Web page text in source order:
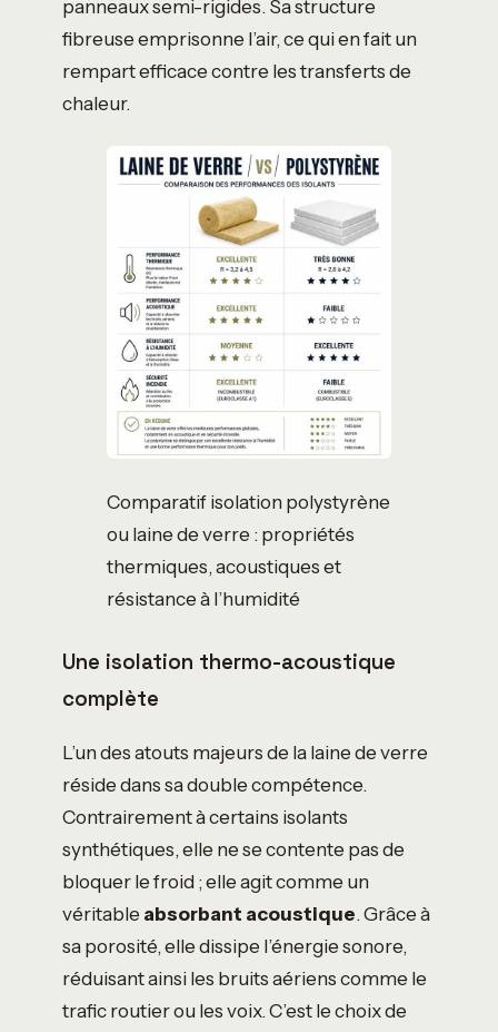
panneaux semi-rigides. Sa structure
fibreuse emprisonne l’air, ce qui en fait un
rempart efficace contre les transferts de
chaleur.
Comparatif isolation polystyrène
ou laine de verre : propriétés
thermiques, acoustiques et
résistance à l’humidité
Une isolation thermo-acoustique
complète
L’un des atouts majeurs de la laine de verre
réside dans sa double compétence.
Contrairement à certains isolants
synthétiques, elle ne se contente pas de
bloquer le froid ; elle agit comme un
véritable absorbant acoustique. Grâce à
sa porosité, elle dissipe l’énergie sonore,
réduisant ainsi les bruits aériens comme le
trafic routier ou les voix. C’est le choix de